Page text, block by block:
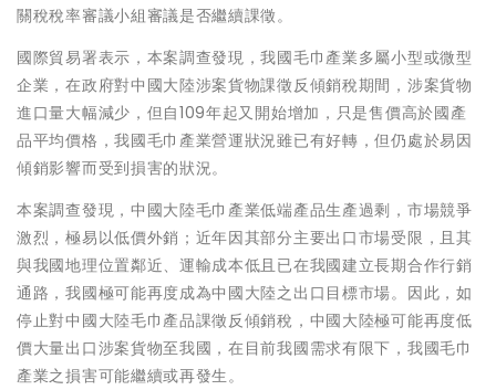
關稅稅率審議小組審議是否繼續課徵。
國際貿易署表示，本案調查發現，我國毛巾產業多屬小型或微型
企業，在政府對中國大陸涉案貨物課徵反傾銷稅期間，涉案貨物
進口量大幅減少，但自109年起又開始增加，只是售價高於國產
品平均價格，我國毛巾產業營運狀況雖已有好轉，但仍處於易因
傾銷影響而受到損害的狀況。
本案調查發現，中國大陸毛巾產業低端產品生產過剩，市場競爭
激烈，極易以低價外銷；近年因其部分主要出口市場受限，且其
與我國地理位置鄰近、運輸成本低且已在我國建立長期合作行銷
通路，我國極可能再度成為中國大陸之出口目標市場。因此，如
停止對中國大陸毛巾產品課徵反傾銷稅，中國大陸極可能再度低
價大量出口涉案貨物至我國，在目前我國需求有限下，我國毛巾
產業之損害可能繼續或再發生。